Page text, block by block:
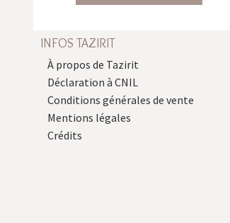
INFOS TAZIRIT
À propos de Tazirit
Déclaration à CNIL
Conditions générales de vente
Mentions légales
Crédits